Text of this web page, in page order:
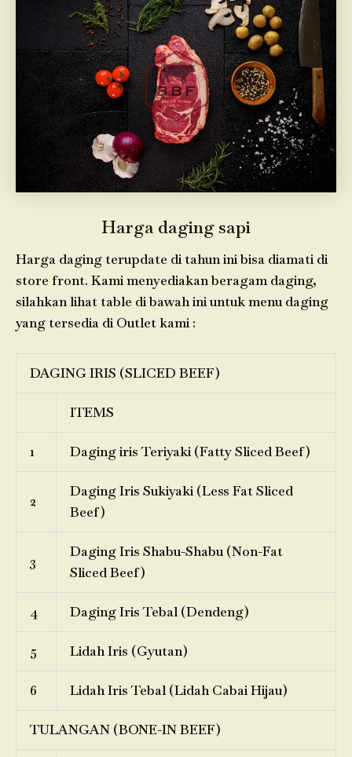
Harga daging sapi
Harga daging terupdate di tahun ini bisa diamati di
store front. Kami menyediakan beragam daging,
silahkan lihat table di bawah ini untuk menu daging
yang tersedia di Outlet kami :
DAGING IRIS (SLICED BEEF)
ITEMS
1 Daging iris Teriyaki (Fatty Sliced Beef)
2
Daging Iris Sukiyaki (Less Fat Sliced
Beef)
3
Daging Iris Shabu-Shabu (Non-Fat
Sliced Beef)
4 Daging Iris Tebal (Dendeng)
5 Lidah Iris (Gyutan)
6 Lidah Iris Tebal (Lidah Cabai Hijau)
TULANGAN (BONE-IN BEEF)